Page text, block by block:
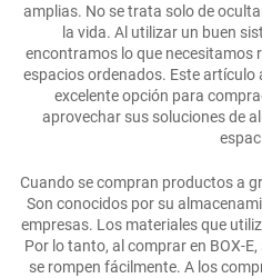
amplias. No se trata solo de
la vida. Al utilizar un buen
encontramos lo que necesitamos
espacios ordenados. Este artículo
excelente opción para
aprovechar sus soluciones de
Cuando se compran productos a
Son conocidos por su
empresas. Los materiales que
Por lo tanto, al comprar en BOX-
se rompen fácilmente. A los